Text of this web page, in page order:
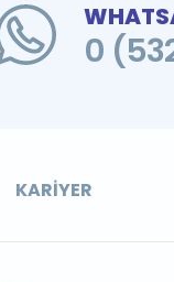
0
KARIYER